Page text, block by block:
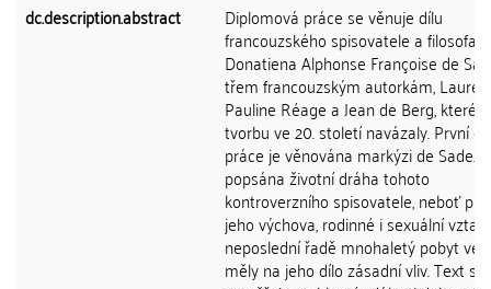
dc.description.abstract
Diplomová práce se věnuje dílu
francouzského spisovatele a filosofa
Donatiena Alphonse Françoise de
třem francouzským autorkám, Laure,
Pauline Réage a Jean de Berg, které
tvorbu ve 20. století navázaly. První
práce je věnována markýzi de Sade.
popsána životní dráha tohoto
kontroverzního spisovatele, neboť
jeho výchova, rodinné i sexuální
neposlední řadě mnohaletý pobyt ve
měly na jeho dílo zásadní vliv. Text